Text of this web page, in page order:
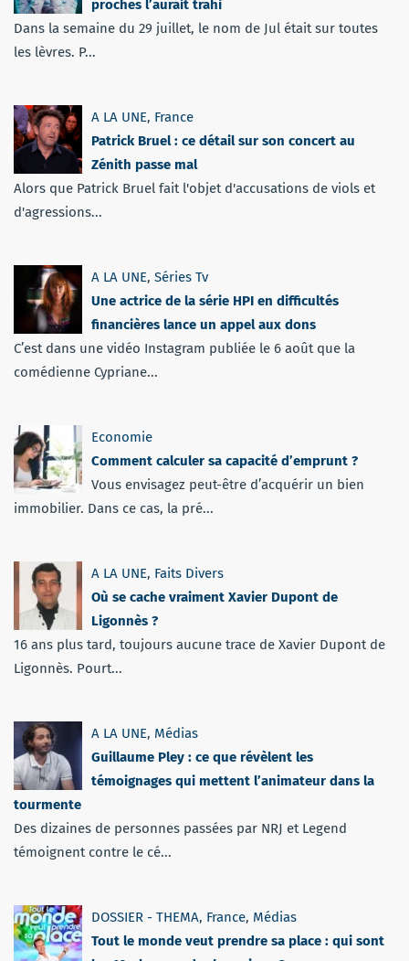
proches l’aurait trahi
Dans la semaine du 29 juillet, le nom de Jul était sur toutes
les lèvres. P...
A LA UNE, France
Patrick Bruel : ce détail sur son concert au
Zénith passe mal
Alors que Patrick Bruel fait l'objet d'accusations de viols et
d'agressions...
A LA UNE, Séries Tv
Une actrice de la série HPI en difficultés
financières lance un appel aux dons
C’est dans une vidéo Instagram publiée le 6 août que la
comédienne Cypriane...
Economie
Comment calculer sa capacité d’emprunt ?
Vous envisagez peut-être d’acquérir un bien
immobilier. Dans ce cas, la pré...
A LA UNE, Faits Divers
Où se cache vraiment Xavier Dupont de
Ligonnès ?
16 ans plus tard, toujours aucune trace de Xavier Dupont de
Ligonnès. Pourt...
A LA UNE, Médias
Guillaume Pley : ce que révèlent les
témoignages qui mettent l’animateur dans la
tourmente
Des dizaines de personnes passées par NRJ et Legend
témoignent contre le cé...
DOSSIER - THEMA, France, Médias
Tout le monde veut prendre sa place : qui sont